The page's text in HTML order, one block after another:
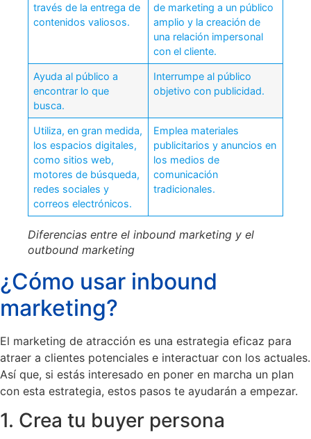
través de la entrega de
contenidos valiosos.
de marketing a un público
amplio y la creación de
una relación impersonal
con el cliente.
Ayuda al público a
encontrar lo que
busca.
Interrumpe al público
objetivo con publicidad.
Utiliza, en gran medida,
los espacios digitales,
como sitios web,
motores de búsqueda,
redes sociales y
correos electrónicos.
Emplea materiales
publicitarios y anuncios en
los medios de
comunicación
tradicionales.
Diferencias entre el inbound marketing y el
outbound marketing
¿Cómo usar inbound
marketing?
El marketing de atracción es una estrategia eficaz para
atraer a clientes potenciales e interactuar con los actuales.
Así que, si estás interesado en poner en marcha un plan
con esta estrategia, estos pasos te ayudarán a empezar.
1. Crea tu buyer persona